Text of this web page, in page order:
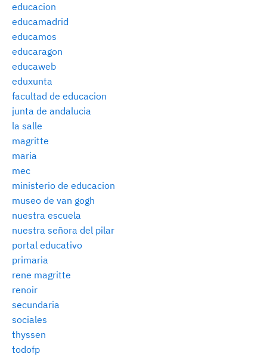
educacion
educamadrid
educamos
educaragon
educaweb
eduxunta
facultad de educacion
junta de andalucia
la salle
magritte
maria
mec
ministerio de educacion
museo de van gogh
nuestra escuela
nuestra señora del pilar
portal educativo
primaria
rene magritte
renoir
secundaria
sociales
thyssen
todofp